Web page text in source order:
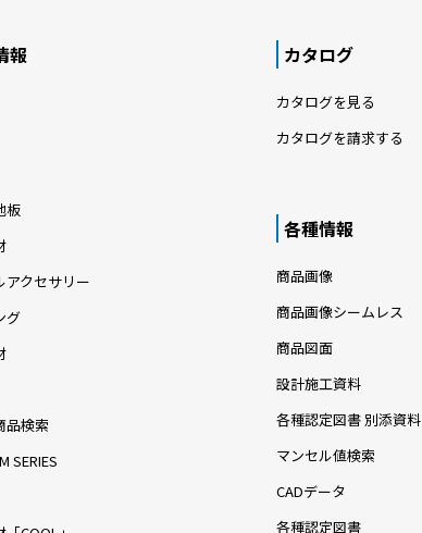
報
板
アクセサリー
グ
品検索
SERIES
カタログ
カタログを見る
カタログを請求する
各種情報
商品画像
商品画像シームレス
商品図面
設計施工資料
各種認定図書 別添資料
マンセル値検索
CADデータ
各種認定図書